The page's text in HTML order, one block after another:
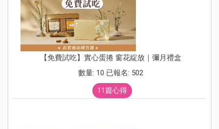
【免費試吃】實心蛋捲 窗花綻放｜彌月禮盒
數量: 10 已報名: 502
11篇心得